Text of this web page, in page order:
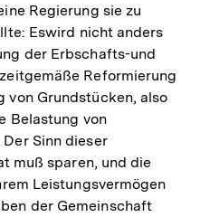
Regierung sie zu
Eswird nicht anders
der Erbschafts-und
Reformierung
von Grundstücken, also
Belastung von
Sinn dieser
muß sparen, und die
Leistungsvermögen
der Gemeinschaft